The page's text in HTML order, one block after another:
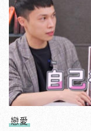
戀愛